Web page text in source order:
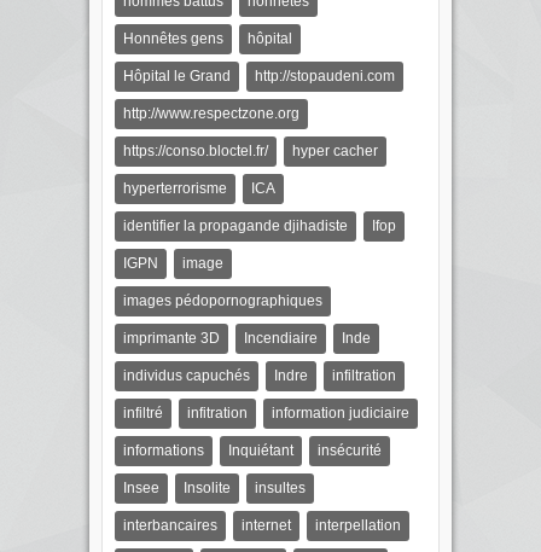
Honnêtes gens hôpital
Hôpital le Grand http://stopaudeni.com
http://www.respectzone.org
https://conso.bloctel.fr/ hyper cacher
hyperterrorisme ICA
identifier la propagande djihadiste Ifop
IGPN image
images pédopornographiques
imprimante 3D Incendiaire Inde
individus capuchés Indre infiltration
infiltré infitration information judiciaire
informations Inquiétant insécurité
Insee Insolite insultes
interbancaires internet interpellation